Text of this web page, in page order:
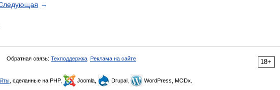
→
18+
Обратная связь: Техподдержка Реклама на сайте
, сделанные на PHP, Joomla, Drupal, WordPress, MODx.